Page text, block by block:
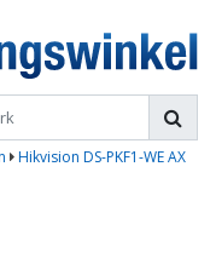
Hikvision DS-PKF1-WE AX